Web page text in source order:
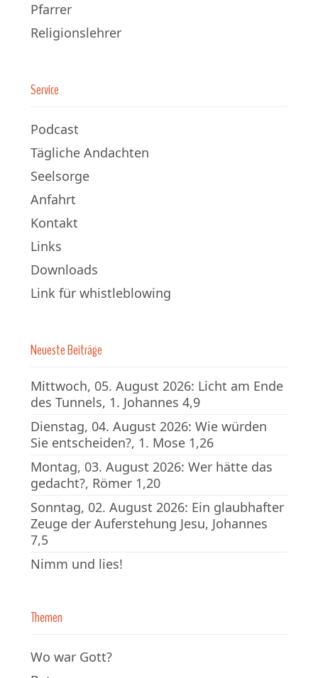
Pfarrer
Religionslehrer
Service
Podcast
Tägliche Andachten
Seelsorge
Anfahrt
Kontakt
Links
Downloads
Link für whistleblowing
Neueste Beiträge
Mittwoch, 05. August 2026: Licht am Ende
des Tunnels, 1. Johannes 4,9
Dienstag, 04. August 2026: Wie würden
Sie entscheiden?, 1. Mose 1,26
Montag, 03. August 2026: Wer hätte das
gedacht?, Römer 1,20
Sonntag, 02. August 2026: Ein glaubhafter
Zeuge der Auferstehung Jesu, Johannes
7,5
Nimm und lies!
Themen
Wo war Gott?